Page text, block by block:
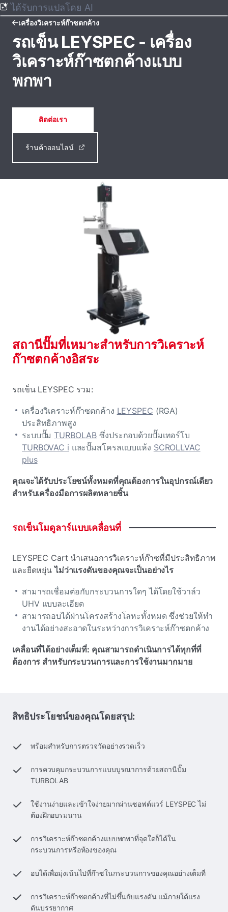
ได้รับการแปลโดย AI
เครื่องวิเคราะห์ก๊าซตกค้าง
รถเข็น LEYSPEC - เครื่อง
วิเคราะห์ก๊าซตกค้างแบบ
พกพา
ติดต่อเรา
ร้านค้าออนไลน์
สถานีปั๊มที่เหมาะสําหรับการวิเคราะห์
ก๊าซตกค้างอิสระ
รถเข็น LEYSPEC รวม:
เครื่องวิเคราะห์ก๊าซตกค้าง LEYSPEC (RGA)
ประสิทธิภาพสูง
ระบบปั๊ม TURBOLAB ซึ่งประกอบด้วยปั๊มเทอร์โบ
TURBOVAC i และปั๊มสโครลแบบแห้ง SCROLLVAC
plus
คุณจะได้รับประโยชน์ทั้งหมดที่คุณต้องการในอุปกรณ์เดียว
สําหรับเครื่องมือการผลิตหลายชิ้น
รถเข็นโมดูลาร์แบบเคลื่อนที่
LEYSPEC Cart นําเสนอการวิเคราะห์ก๊าซที่มีประสิทธิภาพ
และยืดหยุ่นไม่ว่าแรงดันของคุณจะเป็นอย่างไร
สามารถเชื่อมต่อกับกระบวนการใดๆ ได้โดยใช้วาล์ว
UHV แบบละเอียด
สามารถอบได้ผ่านโครงสร้างโลหะทั้งหมด ซึ่งช่วยให้ทํา
งานได้อย่างสะอาดในระหว่างการวิเคราะห์ก๊าซตกค้าง
เคลื่อนที่ได้อย่างเต็มที่: คุณสามารถดําเนินการได้ทุกที่ที่
ต้องการ สําหรับกระบวนการและการใช้งานมากมาย
สิทธิประโยชน์ของคุณโดยสรุป:
พร้อมสําหรับการตรวจวัดอย่างรวดเร็ว
การควบคุมกระบวนการแบบบูรณาการด้วยสถานีปั๊ม
TURBOLAB
ใช้งานง่ายและเข้าใจง่ายมากผ่านซอฟต์แวร์ LEYSPEC ไม่
ต้องฝึกอบรมนาน
การวิเคราะห์ก๊าซตกค้างแบบพกพาที่จุดใดก็ได้ใน
กระบวนการหรือห้องของคุณ
อบได้เพื่อมุ่งเน้นไปที่ก๊าซในกระบวนการของคุณอย่างเต็มที่
การวิเคราะห์ก๊าซตกค้างที่ไม่ขึ้นกับแรงดัน แม้ภายใต้แรง
ดันบรรยากาศ